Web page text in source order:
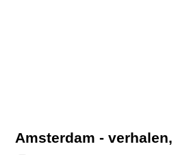
Amsterdam -